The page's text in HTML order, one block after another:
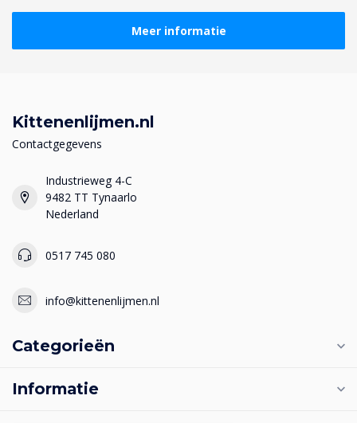
Meer informatie
Kittenenlijmen.nl
Contactgegevens
Industrieweg 4-C
9482 TT Tynaarlo
Nederland
0517 745 080
info@kittenenlijmen.nl
Categorieën
Informatie